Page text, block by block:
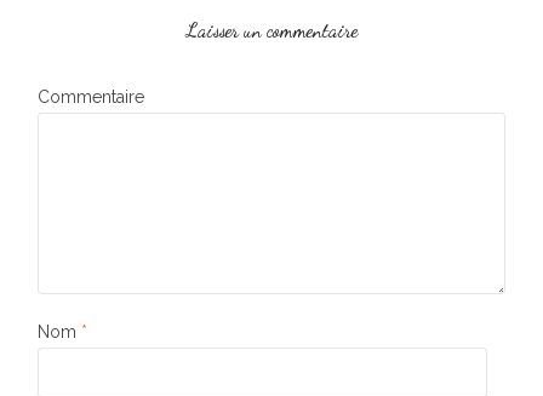
Laisser un commentaire
Commentaire
Nom *